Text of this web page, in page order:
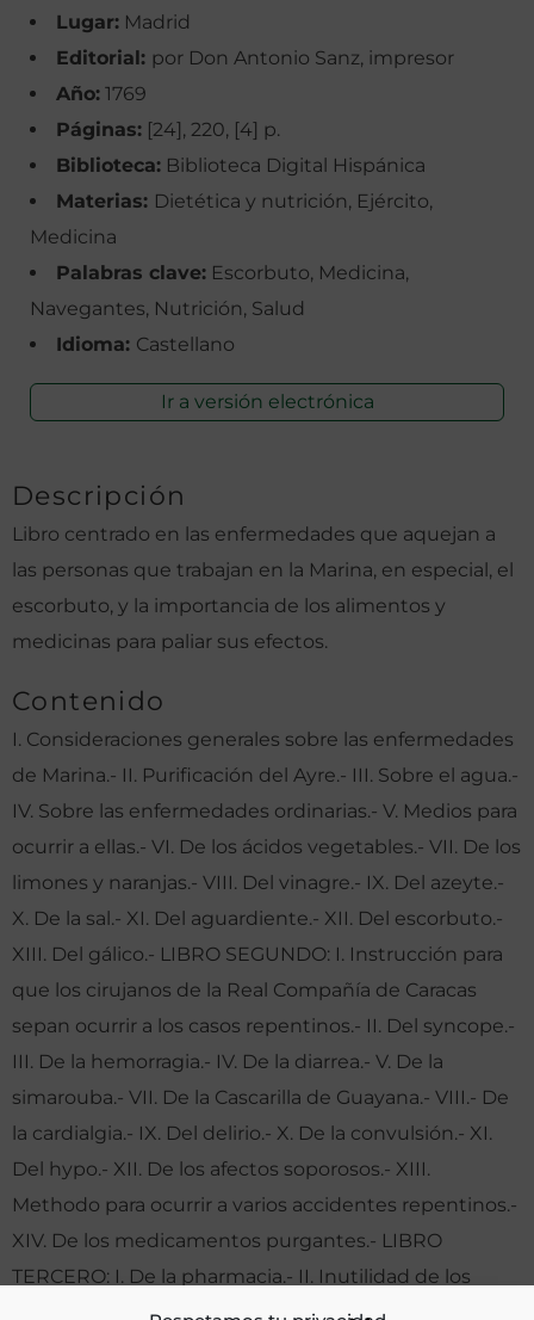
Lugar: Madrid
Editorial: por Don Antonio Sanz, impresor
Año: 1769
Páginas: [24], 220, [4] p.
Biblioteca: Biblioteca Digital Hispánica
Materias: Dietética y nutrición, Ejército,
Medicina
Palabras clave: Escorbuto, Medicina,
Navegantes, Nutrición, Salud
Idioma: Castellano
Ir a versión electrónica
Descripción
Libro centrado en las enfermedades que aquejan a
las personas que trabajan en la Marina, en especial, el
escorbuto, y la importancia de los alimentos y
medicinas para paliar sus efectos.
Contenido
I. Consideraciones generales sobre las enfermedades
de Marina.- II. Purificación del Ayre.- III. Sobre el agua.-
IV. Sobre las enfermedades ordinarias.- V. Medios para
ocurrir a ellas.- VI. De los ácidos vegetables.- VII. De los
limones y naranjas.- VIII. Del vinagre.- IX. Del azeyte.-
X. De la sal.- XI. Del aguardiente.- XII. Del escorbuto.-
XIII. Del gálico.- LIBRO SEGUNDO: I. Instrucción para
que los cirujanos de la Real Compañía de Caracas
sepan ocurrir a los casos repentinos.- II. Del syncope.-
III. De la hemorragia.- IV. De la diarrea.- V. De la
simarouba.- VII. De la Cascarilla de Guayana.- VIII.- De
la cardialgia.- IX. Del delirio.- X. De la convulsión.- XI.
Del hypo.- XII. De los afectos soporosos.- XIII.
Methodo para ocurrir a varios accidentes repentinos.-
XIV. De los medicamentos purgantes.- LIBRO
TERCERO: I. De la pharmacia.- II. Inutilidad de los
jarabes (sic).- III. Defectos esenciales de algunos